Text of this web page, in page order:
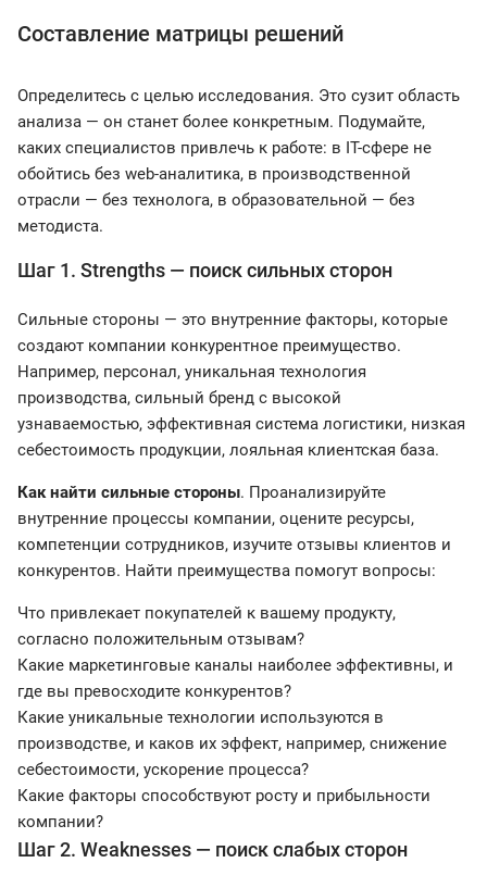
Составление матрицы решений
Определитесь с целью исследования. Это сузит область
анализа — он станет более конкретным. Подумайте,
каких специалистов привлечь к работе: в IT-сфере не
обойтись без web-аналитика, в производственной
отрасли — без технолога, в образовательной — без
методиста.
Шаг 1. Strengths — поиск сильных сторон
Сильные стороны — это внутренние факторы, которые
создают компании конкурентное преимущество.
Например, персонал, уникальная технология
производства, сильный бренд с высокой
узнаваемостью, эффективная система логистики, низкая
себестоимость продукции, лояльная клиентская база.
Как найти сильные стороны. Проанализируйте
внутренние процессы компании, оцените ресурсы,
компетенции сотрудников, изучите отзывы клиентов и
конкурентов. Найти преимущества помогут вопросы:
Что привлекает покупателей к вашему продукту,
согласно положительным отзывам?
Какие маркетинговые каналы наиболее эффективны, и
где вы превосходите конкурентов?
Какие уникальные технологии используются в
производстве, и каков их эффект, например, снижение
себестоимости, ускорение процесса?
Какие факторы способствуют росту и прибыльности
компании?
Шаг 2. Weaknesses — поиск слабых сторон